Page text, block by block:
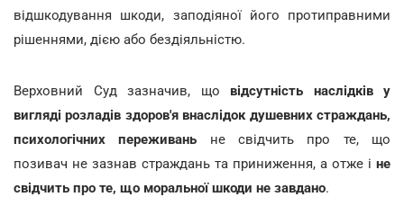
відшкодування шкоди, заподіяної його протиправними
рішеннями, дією або бездіяльністю.
Верховний Суд зазначив, що відсутність наслідків у
вигляді розладів здоров'я внаслідок душевних страждань,
психологічних переживань не свідчить
про те, що
позивач не зазнав страждань та приниження, а отже і не
свідчить про те, що моральної шкоди не завдано.